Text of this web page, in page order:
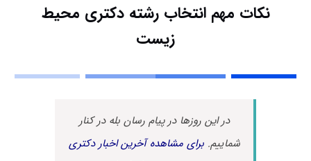
نکات مهم انتخاب رشته دکتری محیط
‌زیست
در این روزها در پیام رسان بله در کنار
شماییم.برای مشاهده آخرین اخبار دکتری